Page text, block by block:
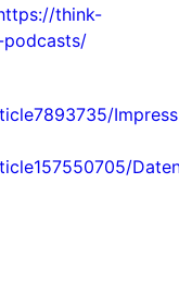
think-
podcasts/